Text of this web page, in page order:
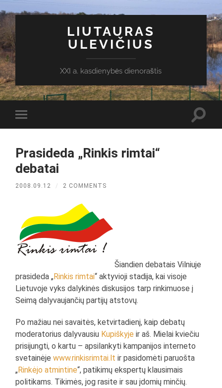
LIUTAURAS
ULEVIČIUS
XXI a. kasdienybės dienoraštis
Toggle
mobile
Prasideda „Rinkis rimtai“
debatai
2008.09.12 / 2 COMMENTS
Šiandien debatais Vilniuje
prasideda „Rinkis rimtai“ aktyvioji stadija, kai visoje
Lietuvoje vyks dalykinės diskusijos tarp rinkimuose į
Seimą dalyvaujančių partijų atstovų.
Po mažiau nei savaitės, ketvirtadienį, kaip debatų
moderatorius dalyvausiu Kupiškyje ir aš. Mielai kviečiu
prisijungti, o kartu – apsilankyti kampanijos interneto
svetainėjewww.rinkisrimtai.lt ir pasidomėti paruošta
„Rinkėjo atmintine“, patikimų ekspertų klausimais
politikams. Tikimės, jog rasite ir sau įdomių minčių.